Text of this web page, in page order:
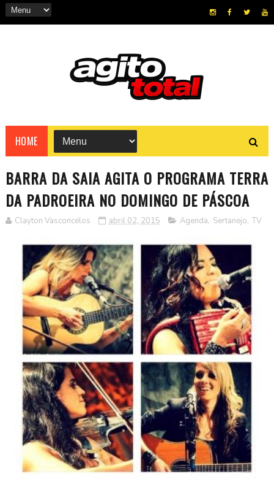
HOME
BARRA DA SAIA AGITA O PROGRAMA TERRA
DA PADROEIRA NO DOMINGO DE PÁSCOA
Clayton Vasconcelos abril 02, 2015 Agenda, Sertanejo, TV